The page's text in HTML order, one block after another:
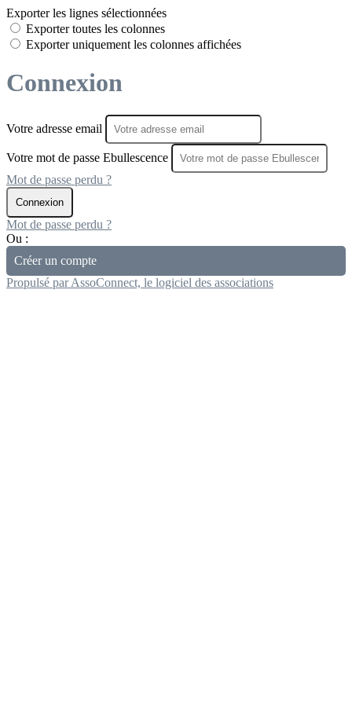
Exporter les lignes sélectionnées
Exporter toutes les colonnes
Exporter uniquement les colonnes affichées
Connexion
Votre adresse email
Votre mot de passe Ebullescence
Mot de passe perdu ?
Connexion
Mot de passe perdu ?
Ou :
Créer un compte
Propulsé par AssoConnect, le logiciel des associations